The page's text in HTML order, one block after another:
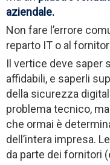
aziendale.
Non fare l’errore
reparto IT o al
Il vertice deve saper
affidabili, e saperli
della sicurezza
problema tecnico,
che ormai è
dell’intera impresa.
da parte dei fornitori